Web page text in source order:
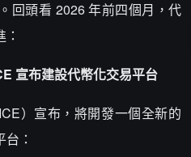
回頭看 2026 年前四個月，代
宣布建設代幣化交易平台
）宣布，將開發一個全新的
：